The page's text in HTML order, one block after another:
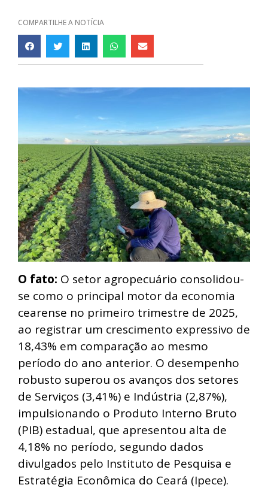
COMPARTILHE A NOTÍCIA
O fato: O setor agropecuário consolidou-
se como o principal motor da economia
cearense no primeiro trimestre de 2025,
ao registrar um crescimento expressivo de
18,43% em comparação ao mesmo
período do ano anterior. O desempenho
robusto superou os avanços dos setores
de Serviços (3,41%) e Indústria (2,87%),
impulsionando o Produto Interno Bruto
(PIB) estadual, que apresentou alta de
4,18% no período, segundo dados
divulgados pelo Instituto de Pesquisa e
Estratégia Econômica do Ceará (Ipece).